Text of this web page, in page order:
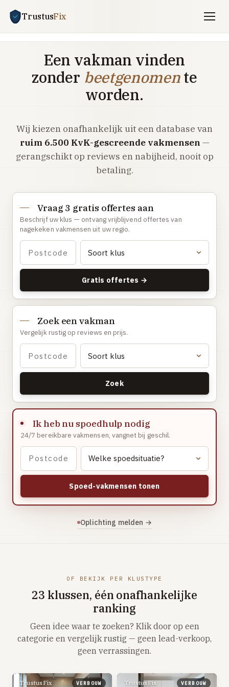
TrustusFix
Vind een vakman
CV-storing
Airco-storing
Warmtepomp-storing
Daklekkage
Afvoer verstopt
Gaslucht
Stroom uitgevallen
Buitengesloten
VERBOUW
Badkamer renovatie
Keuken vervangen
Dakkapel plaatsen
Dak renovatie
TUIN
Tuin aanleg of renovatie
VERWARMING & KLIMAAT
CV-ketel vervangen
Vloerverwarming aanleggen
Airco installeren
Thermostaat installeren
Zonnepanelen installeren
Groepenkast vervangen
Elektra uitbreiden
Volledig overzicht — alle 23 klussen & prijsranges →
23 klussen · publieke ranking
Een vakman vinden
zonder beetgenomente
worden.
Wij kiezen onafhankelijk uit een database van
ruim 6.500 KvK-gescreende vakmensen —
gerangschikt op reviews en nabijheid, nooit op
betaling.
Vraag 3 gratis offertes aan
Beschrijf uw klus — ontvang vrijblijvend offertes van
nagekeken vakmensen uit uw regio.
Gratis offertes →
Zoek een vakman
Vergelijk rustig op reviews en prijs.
Zoek
Ik heb nu spoedhulp nodig
24/7 bereikbare vakmensen, vangnet bij geschil.
Spoed-vakmensen tonen
Oplichting melden →
OF BEKIJK PER KLUSTYPE
23 klussen, één onafhankelijke
ranking
Geen idee waar te zoeken? Klik door op een
categorie en vergelijk rustig — geen lead-verkoop,
geen verrassingen.
TrustusFix VERBOUW TrustusFix VERBOUW